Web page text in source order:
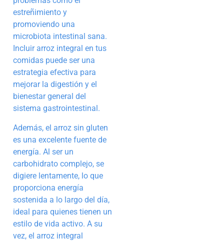
estreñimiento y
promoviendo una
microbiota intestinal sana.
Incluir arroz integral en tus
comidas puede ser una
estrategia efectiva para
mejorar la digestión y el
bienestar general del
sistema gastrointestinal.
Además, el arroz sin gluten
es una excelente fuente de
energía. Al ser un
carbohidrato complejo, se
digiere lentamente, lo que
proporciona energía
sostenida a lo largo del día,
ideal para quienes tienen un
estilo de vida activo. A su
vez, el arroz integral